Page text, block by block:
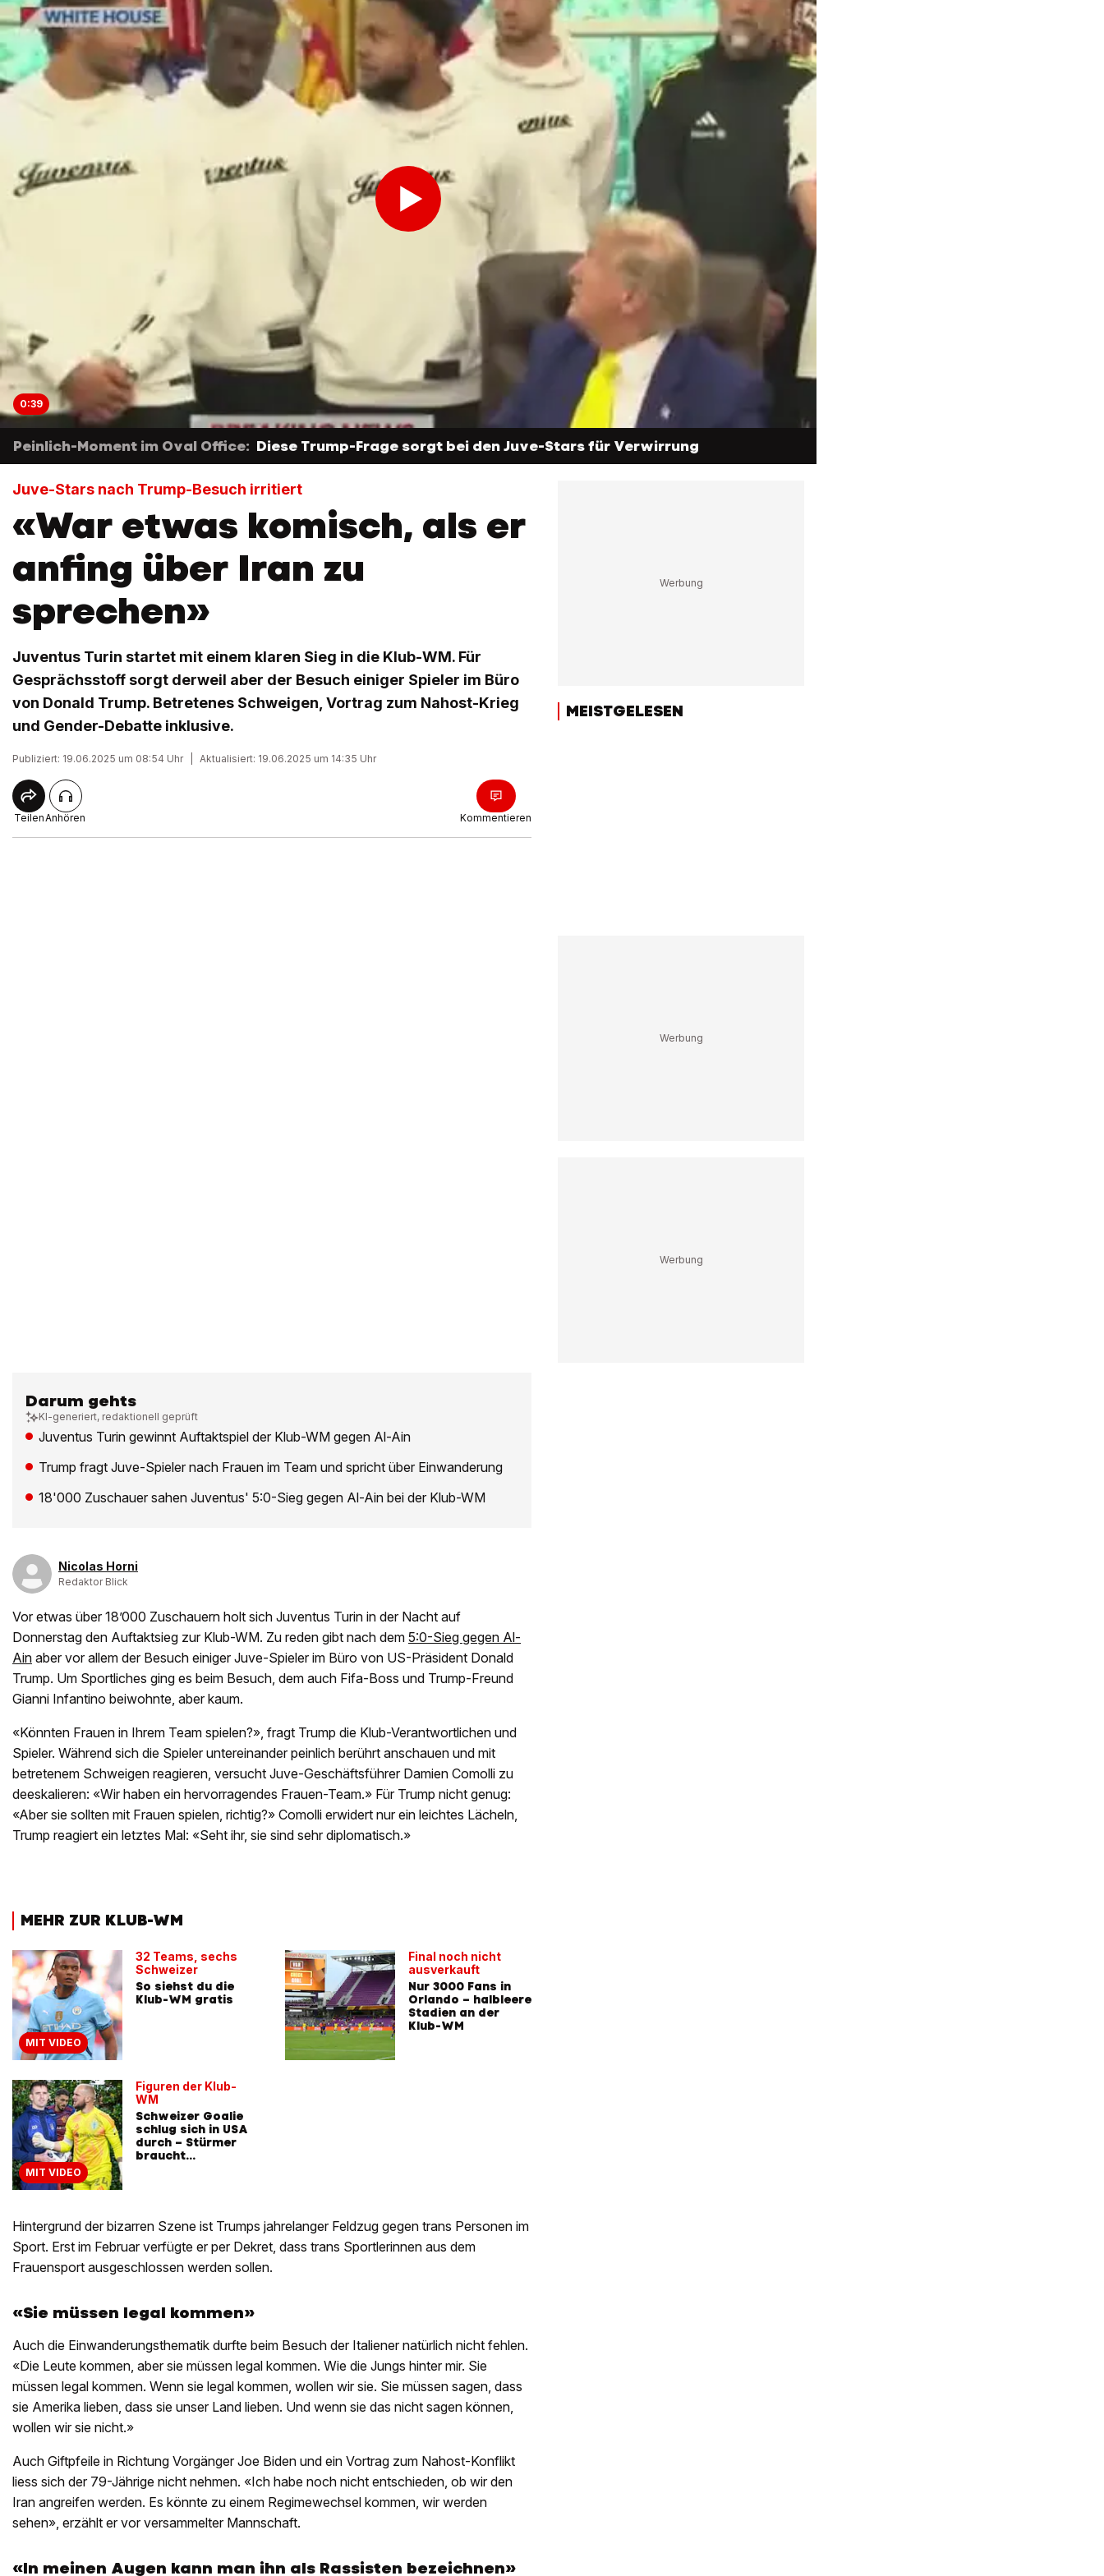
0:39
Peinlich-Moment im Oval Office: Diese Trump-Frage sorgt bei den Juve-Stars für Verwirrung
Juve-Stars nach Trump-Besuch irritiert
«War etwas komisch, als er
anfing über Iran zu
sprechen»
Juventus Turin startet mit einem klaren Sieg in die Klub-WM. Für
Gesprächsstoff sorgt derweil aber der Besuch einiger Spieler im Büro
von Donald Trump. Betretenes Schweigen, Vortrag zum Nahost-Krieg
und Gender-Debatte inklusive.
Publiziert: 19.06.2025 um 08:54 Uhr Aktualisiert: 19.06.2025 um 14:35 Uhr
TeilenAnhören Kommentieren
Darum gehts
KI-generiert, redaktionell geprüft
Juventus Turin gewinnt Auftaktspiel der Klub-WM gegen Al-Ain
Trump fragt Juve-Spieler nach Frauen im Team und spricht über Einwanderung
18'000 Zuschauer sahen Juventus' 5:0-Sieg gegen Al-Ain bei der Klub-WM
Nicolas Horni
Redaktor Blick
Vor etwas über 18’000 Zuschauern holt sich Juventus Turin in der Nacht auf
Donnerstag den Auftaktsieg zur Klub-WM. Zu reden gibt nach dem 5:0-Sieg gegen Al-
Ain aber vor allem der Besuch einiger Juve-Spieler im Büro von US-Präsident Donald
Trump. Um Sportliches ging es beim Besuch, dem auch Fifa-Boss und Trump-Freund
Gianni Infantino beiwohnte, aber kaum.
«Könnten Frauen in Ihrem Team spielen?», fragt Trump die Klub-Verantwortlichen und
Spieler. Während sich die Spieler untereinander peinlich berührt anschauen und mit
betretenem Schweigen reagieren, versucht Juve-Geschäftsführer Damien Comolli zu
deeskalieren: «Wir haben ein hervorragendes Frauen-Team.» Für Trump nicht genug:
«Aber sie sollten mit Frauen spielen, richtig?» Comolli erwidert nur ein leichtes Lächeln,
Trump reagiert ein letztes Mal: «Seht ihr, sie sind sehr diplomatisch.»
MEHR ZUR KLUB-WM
MIT VIDEO
32 Teams, sechs
Schweizer
So siehst du die
Klub-WM gratis
MIT VIDEO
Figuren der Klub-
WM
Schweizer Goalie
schlug sich in USA
durch – Stürmer
braucht
Final noch nicht
ausverkauft
Nur 3000 Fans in
Orlando – halbleere
Stadien an der
Klub-WM
Hintergrund der bizarren Szene ist Trumps jahrelanger Feldzug gegen trans Personen im
Sport. Erst im Februar verfügte er per Dekret, dass trans Sportlerinnen aus dem
Frauensport ausgeschlossen werden sollen.
«Sie müssen legal kommen»
Auch die Einwanderungsthematik durfte beim Besuch der Italiener natürlich nicht fehlen.
«Die Leute kommen, aber sie müssen legal kommen. Wie die Jungs hinter mir. Sie
müssen legal kommen. Wenn sie legal kommen, wollen wir sie. Sie müssen sagen, dass
sie Amerika lieben, dass sie unser Land lieben. Und wenn sie das nicht sagen können,
wollen wir sie nicht.»
Auch Giftpfeile in Richtung Vorgänger Joe Biden und ein Vortrag zum Nahost-Konflikt
liess sich der 79-Jährige nicht nehmen. «Ich habe noch nicht entschieden, ob wir den
Iran angreifen werden. Es könnte zu einem Regimewechsel kommen, wir werden
sehen», erzählt er vor versammelter Mannschaft.
«In meinen Augen kann man ihn als Rassisten bezeichnen»
MEISTGELESEN